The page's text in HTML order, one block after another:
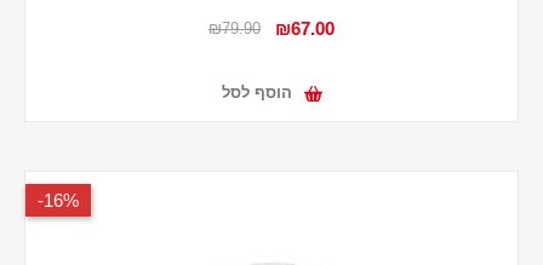
₪67.00
₪79.90
הוסף לסל
16%-